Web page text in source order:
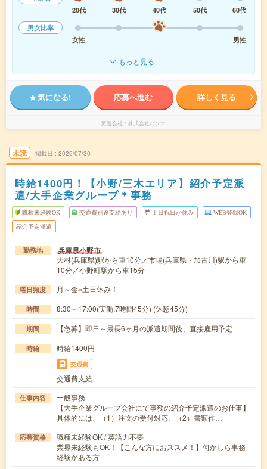
20代
30代 40代 50代
60代
男女比率
女性
男性
もっと見る
気になる! 応募へ進む 詳しく見る
派遣会社 株式会社パソナ
未読 掲載日 2026/07/30
時給1400円！【小野/三木エリア】紹介予定派
遣/大手企業グループ＊事務
職種未経験OK 交通費別途支給あり 土日祝日が休み WEB登録OK
紹介予定派遣
勤務地 兵庫県小野市
大村(兵庫県)駅から車10分／市場(兵庫県・加古川)駅から車
10分／小野町駅から車15分
曜日頻度 月～金※土日休み！
時間 8:30～17:00(実働:7時間45分) (休憩45分)
期間 【急募】即日～最長6ヶ月の派遣期間後、直接雇用予定
時給 時給1400円
交通費
交通費支給
仕事内容
一般事務
【大手企業グループ会社にて事務の紹介予定派遣のお仕事】
具体的には、（1）注文の受付対応、（2）書類作…
応募資格
職種未経験OK / 英語力不要
業界未経験もOK！【こんな方におススメ！】何かしら事務
経験がある方